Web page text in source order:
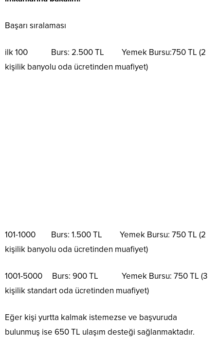
Başarı sıralaması
ilk 100 Burs: 2.500 TL Yemek Bursu:750 TL (2
kişilik banyolu oda ücretinden muafiyet)
101-1000 Burs: 1.500 TL Yemek Bursu: 750 TL (2
kişilik banyolu oda ücretinden muafiyet)
1001-5000 Burs: 900 TL Yemek Bursu: 750 TL (3
kişilik standart oda ücretinden muafiyet)
Eğer kişi yurtta kalmak istemezse ve başvuruda
bulunmuş ise 650 TL ulaşım desteği sağlanmaktadır.